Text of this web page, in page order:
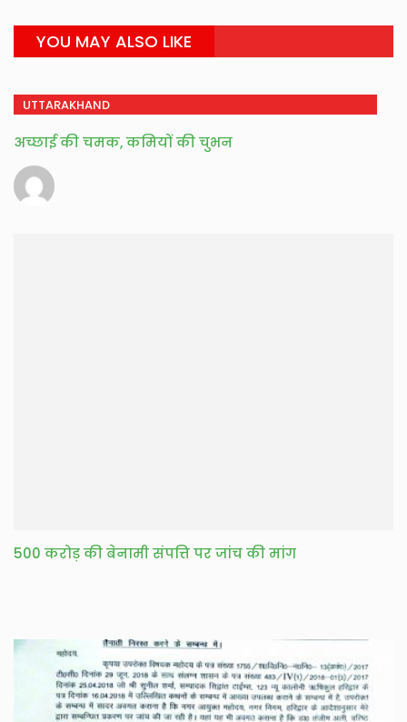
YOU MAY ALSO LIKE
UTTARAKHAND
अच्छाई की चमक, कमियों की चुभन
500 करोड़ की बेनामी संपत्ति पर जांच की मांग